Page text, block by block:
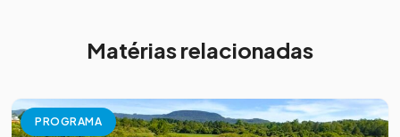
Matérias relacionadas
PROGRAMA